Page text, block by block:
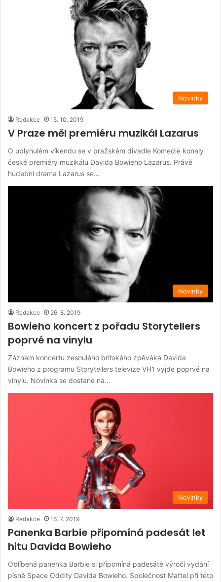
Novinky
Redakce 15. 10. 2019
V Praze měl premiéru muzikál Lazarus
O uplynulém víkendu se v pražském divadle Komedie konaly
české premiéry muzikálu Davida Bowieho Lazarus. Právě
hudební drama Lazarus se…
Novinky
Redakce 26. 8. 2019
Bowieho koncert z pořadu Storytellers
poprvé na vinylu
Záznam koncertu zesnulého britského zpěváka Davida
Bowieho z programu Storytellers televize VH1 vyjde poprvé na
vinylu. Novinka se dostane na…
Novinky
Redakce 16. 7. 2019
Panenka Barbie připomíná padesát let
hitu Davida Bowieho
Oblíbená panenka Barbie si připomíná padesáté výročí vydání
písně Space Oddity Davida Bowieho. Společnost Mattel při této